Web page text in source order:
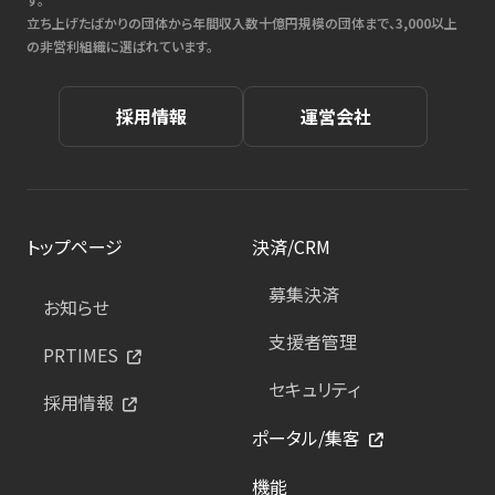
立ち上げたばかりの団体から年間収入数十億円規模の団体まで、3,000以上
の非営利組織に選ばれています。
採用情報 運営会社
トップページ
お知らせ
PRTIMES
採用情報
決済/CRM
募集決済
支援者管理
セキュリティ
ポータル/集客
機能